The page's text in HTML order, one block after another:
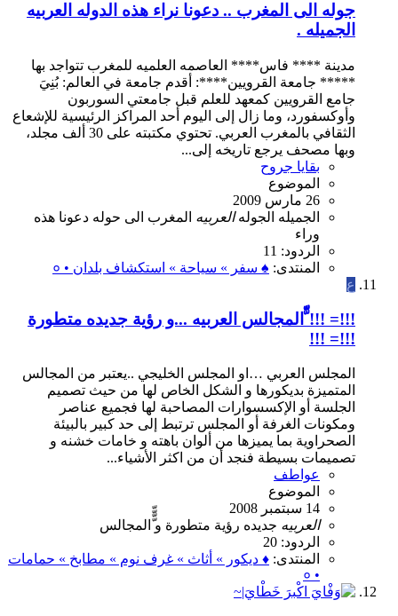
جوله الى المغرب .. دعونا نراء هذه الدوله العربيه
الجميله .
مدينة **** فاس**** العاصمه العلميه للمغرب تتواجد بها
***** جامعة القرويين****: أقدم جامعة في العالم: بُنِيَ
جامع القرويين كمعهد للعلم قبل جامعتي السوربون
وأوكسفورد، وما زال إلى اليوم أحد المراكز الرئيسية للإشعاع
الثقافي بالمغرب العربي. تحتوي مكتبته على 30 ألف مجلد،
وبها مصحف يرجع تاريخه إلى...
بقايا جروح
الموضوع
26 مارس 2009
الجميله الجولهالعربيه المغرب الى حوله دعونا هذه
وراء
الردود: 11
المنتدى: ♠ سفر » سياحة » استكشاف بلدان • ०
ع
!!!= !!! ّّّّالمجالس العربيه ...و رؤية جديده متطورة
!!!= !!!
المجلس العربي …او المجلس الخليجي ..يعتبر من المجالس
المتميزة بديكورها و الشكل الخاص لها من حيث تصميم
الجلسة أو الإكسسوارات المصاحبة لها فجميع عناصر
ومكونات الغرفة أو المجلس ترتبط إلى حد كبير بالبيئة
الصحراوية بما يميزها من ألوان باهته و خامات خشنه و
تصميمات بسيطة فنجد أن من اكثر الأشياء...
عواطف
الموضوع
14 سبتمبر 2008
العربيه جديده رؤية متطورة و ّّّّالمجالس
الردود: 20
المنتدى: ♦ ديكور » أثاث » غرف نوم » مطابخ » حمامات
• ०